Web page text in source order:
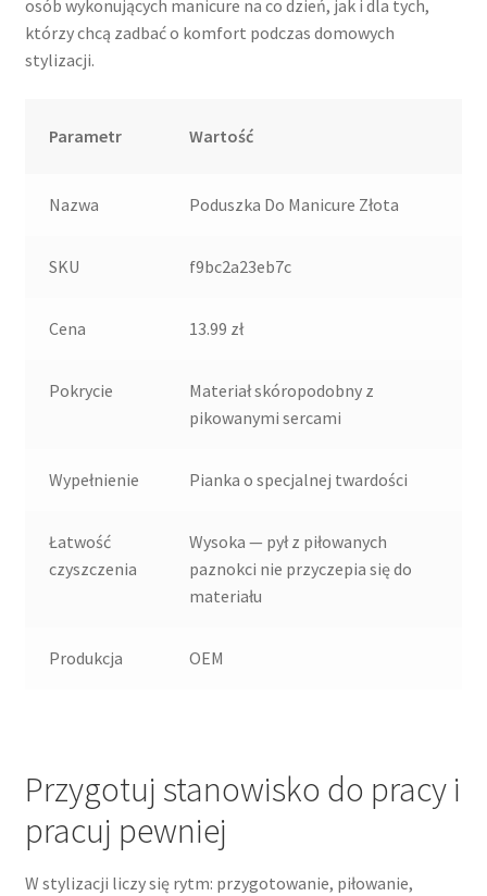
osób wykonujących manicure na co dzień, jak i dla tych,
którzy chcą zadbać o komfort podczas domowych
stylizacji.
Parametr Wartość
Nazwa Poduszka Do Manicure Złota
SKU f9bc2a23eb7c
Cena 13.99 zł
Pokrycie
Materiał skóropodobny z
pikowanymi sercami
Wypełnienie Pianka o specjalnej twardości
Łatwość
czyszczenia
Wysoka — pył z piłowanych
paznokci nie przyczepia się do
materiału
Produkcja OEM
Przygotuj stanowisko do pracy i
pracuj pewniej
W stylizacji liczy się rytm: przygotowanie, piłowanie,